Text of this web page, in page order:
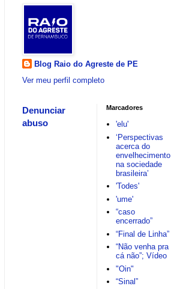
Blog Raio do Agreste de PE
Ver meu perfil completo
Denunciar
abuso
Marcadores
'elu'
‘Perspectivas
acerca do
envelhecimento
na sociedade
brasileira’
'Todes'
'ume'
“caso
encerrado”
“Final de Linha”
“Não venha pra
cá não”; Vídeo
"Oin"
“Sinal”